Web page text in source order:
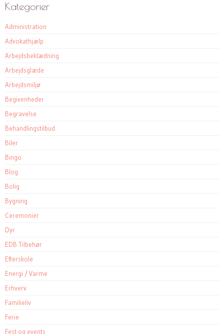
Kategorier
Administration
Advokathjælp
Arbejdsbeklædning
Arbejdsglæde
Arbejdsmiljø
Begivenheder
Begravelse
Behandlingstilbud
Biler
Bingo
Blog
Bolig
Bygning
Ceremonier
Dyr
EDB Tilbehør
Efterskole
Energi / Varme
Erhverv
Familieliv
Ferie
Fest og events